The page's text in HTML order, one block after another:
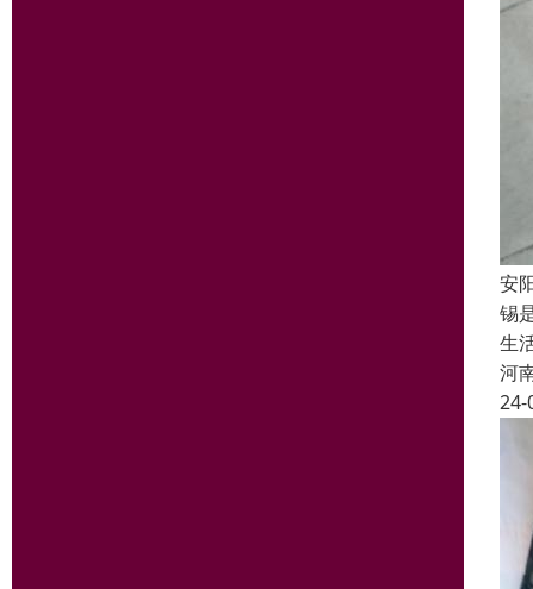
安
锡
生
河
24-